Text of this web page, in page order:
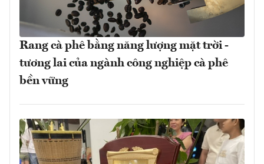
Rang cà phê bằng năng lượng mặt trời -
tương lai của ngành công nghiệp cà phê
bền vững